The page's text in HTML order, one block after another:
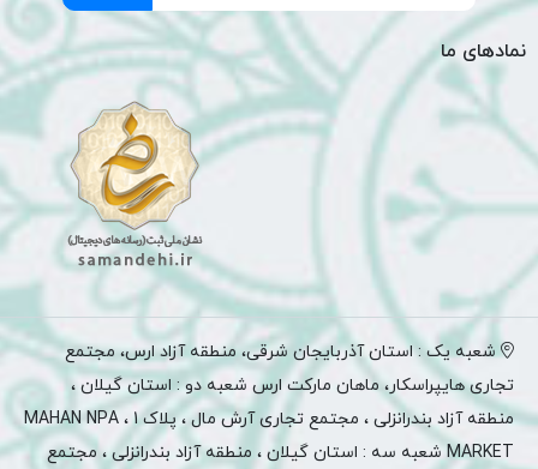
نمادهای ما
شعبه یک : استان آذربایجان شرقی، منطقه آزاد ارس، مجتمع
تجاری هایپراسکار، ماهان مارکت ارس شعبه دو : استان گیلان ،
منطقه آزاد بندرانزلی ، مجتمع تجاری آرش مال ، پلاک 1 ، MAHAN NPA
MARKET شعبه سه : استان گیلان ، منطقه آزاد بندرانزلی ، مجتمع